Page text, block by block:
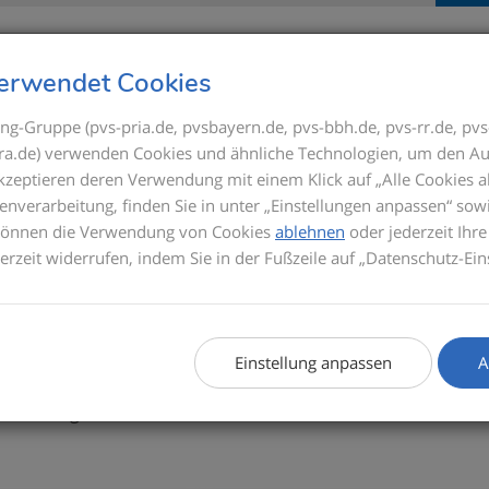
Cookies
Gruppe (pvs-pria.de, pvsbayern.de, pvs-bbh.de, pvs-rr.de,
verwenden Cookies und ähnliche Technologien, um den
deren Verwendung mit einem Klick auf „Alle Cookies
finden Sie in unter „Einstellungen anpassen“
die Verwendung von Cookies ablehnen oder jederzeit
widerrufen, indem Sie in der Fußzeile auf „Datenschutz-
Einstellung anpassen
und der Verband der Privaten Krankenversicherung
(BMG) eine aktualisierte Fassung des Entwurfs für
(GOÄ) übermittelt und diese am 31.07.2026 veröffentlicht (
wir künftig als Grundlage für unsere interne
zur GOÄneu verwenden. So unterstützen wir Sie
bereits jetzt anfordernund erhalten es